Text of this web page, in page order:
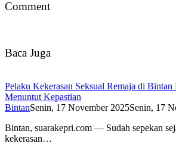
Comment
Baca Juga
Pelaku Kekerasan Seksual Remaja di
Menuntut Kepastian
BintanSenin, 17 November 2025Senin, 17
Bintan, suarakepri.com — Sudah sepekan
kekerasan…